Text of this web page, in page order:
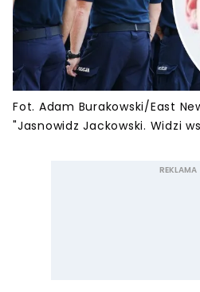
Fot. Adam Burakowski/East
"Jasnowidz Jackowski. Widzi